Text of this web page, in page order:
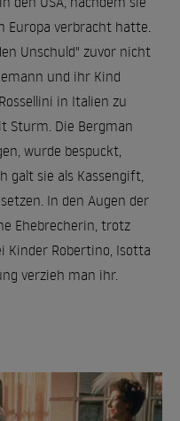
Europa verbracht hatte.
Unschuld" zuvor nicht
und ihr Kind
in Italien zu
Sturm. Die Bergman
wurde bespuckt,
galt sie als Kassengift,
In den Augen der
Ehebrecherin, trotz
Kinder Robertino, Isotta
verzieh man ihr.